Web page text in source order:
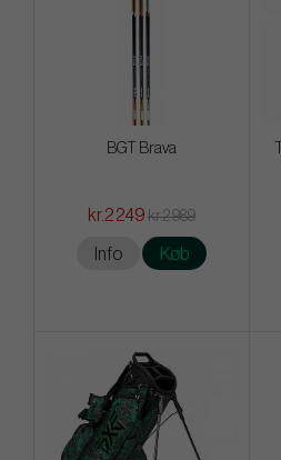
BGT Brava
kr.2 249 kr.2 989
Info Køb